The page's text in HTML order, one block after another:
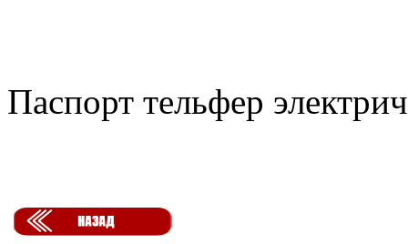
Паспорт тельфер